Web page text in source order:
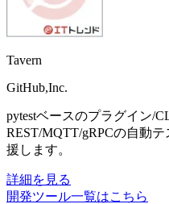
Tavern
GitHub,Inc.
pytestベースのプラグイン/
REST/MQTT/gRPCの自動
援します。
詳細を見る
開発ツール一覧はこちら